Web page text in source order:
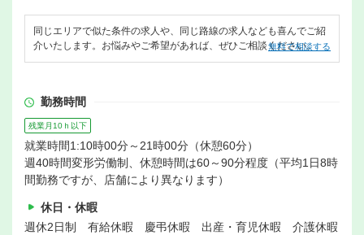
同じエリアで似た条件の求人や、同じ路線の求人なども喜んでご紹
介いたします。お悩みやご希望があれば、ぜひご相談ください。
無料で相談する
勤務時間
残業月10ｈ以下
就業時間1:10時00分～21時00分（休憩60分）
週40時間変形労働制、休憩時間は60～90分程度（平均1日8時
間勤務ですが、店舗により異なります）
休日・休暇
週休2日制 有給休暇 慶弔休暇 出産・育児休暇 介護休暇